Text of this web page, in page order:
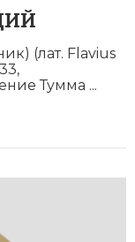
(лат. Flavius
Тумма ...